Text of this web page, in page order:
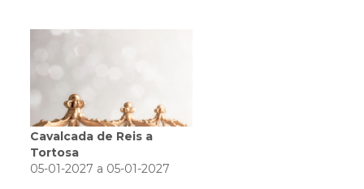
Cavalcada de Reis a
Tortosa
05-01-2027 a 05-01-2027